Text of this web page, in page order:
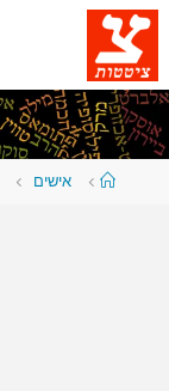
דלגו
לתוכן
עמודאישים